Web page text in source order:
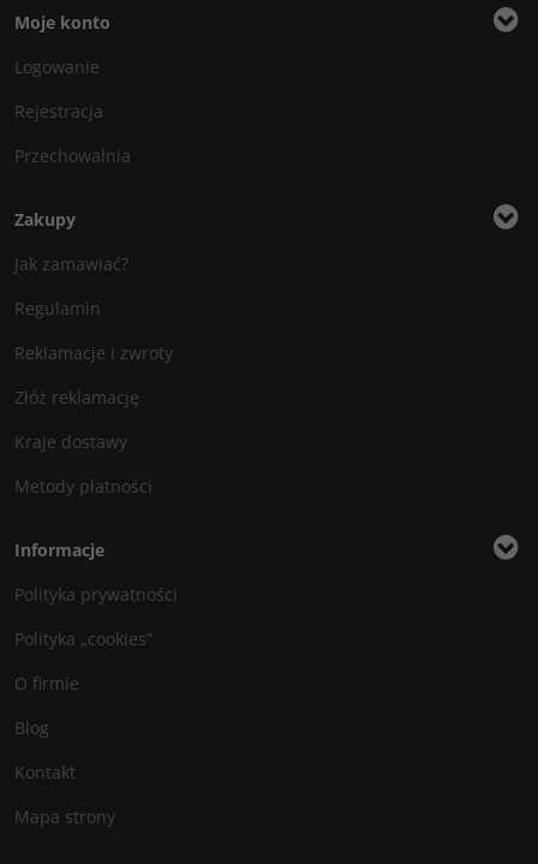
Moje konto
Logowanie
Rejestracja
Przechowalnia
Zakupy
Jak zamawiać?
Regulamin
Reklamacje i zwroty
Złóż reklamację
Kraje dostawy
Metody płatności
Informacje
Polityka prywatności
Polityka „cookies”
O firmie
Blog
Kontakt
Mapa strony